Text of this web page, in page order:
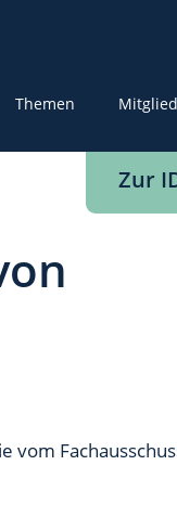
Themen
Zur
vom